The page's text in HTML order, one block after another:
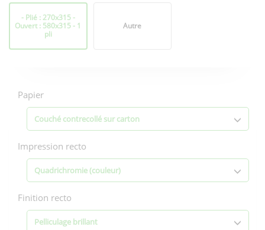
Format
- Plié : 270x315 -
Ouvert : 580x315 - 1
pli
Autre
d'impression
Papier
Couché contrecollé sur carton
Impression recto
Quadrichromie (couleur)
Finition recto
Pelliculage brillant